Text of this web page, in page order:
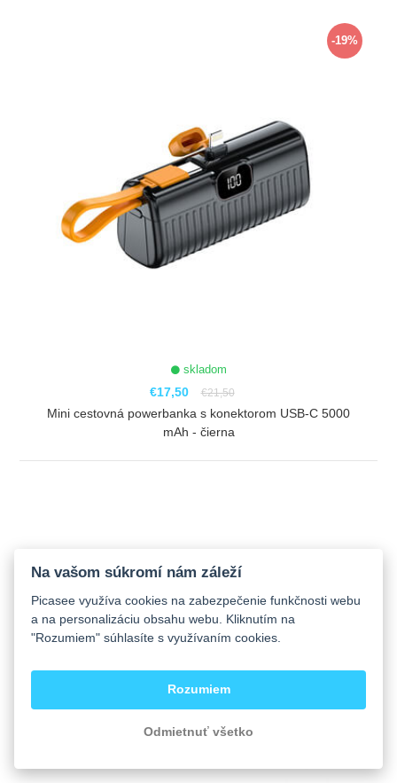
-19%
skladom
€17,50 €21,50
Mini cestovná powerbanka s konektorom USB-C 5000
mAh - čierna
Na vašom súkromí nám záleží
Picasee využíva cookies na zabezpečenie funkčnosti webu
a na personalizáciu obsahu webu. Kliknutím na
"Rozumiem" súhlasíte s využívaním cookies.
Rozumiem
Odmietnuť všetko